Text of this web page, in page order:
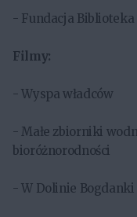
- Fundacja
Filmy:
- Wyspa władców
- Małe zbiorniki
bioróżnorodności
- W Dolinie